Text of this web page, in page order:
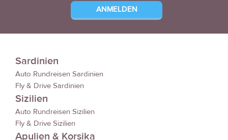
Sardinien
Auto Rundreisen Sardinien
Fly & Drive Sardinien
Sizilien
Auto Rundreisen Sizilien
Fly & Drive Sizilien
Apulien & Korsika